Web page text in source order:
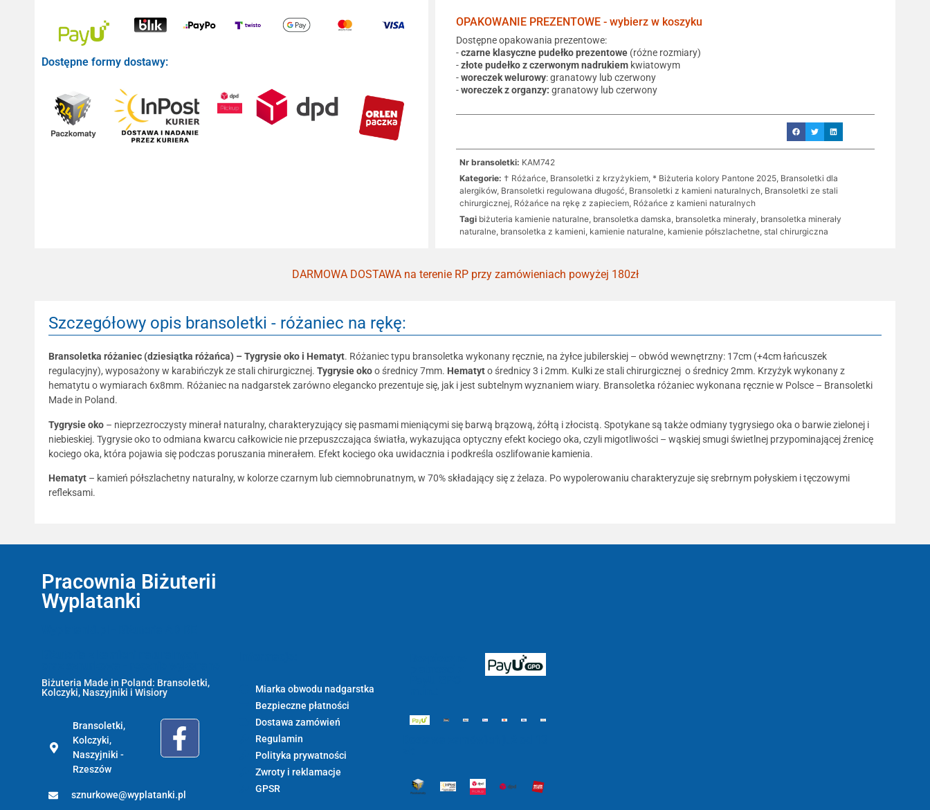
Dostępne formy dostawy:
OPAKOWANIE PREZENTOWE - wybierz w koszyku
Dostępne opakowania prezentowe:
-czarne klasyczne pudełko prezentowe (różne rozmiary)
-złote pudełko z czerwonym nadrukiem kwiatowym
-woreczek welurowy: granatowy lub czerwony
-woreczek z organzy: granatowy lub czerwony
Nr bransoletki: KAM742
Kategorie: † Różańce, Bransoletki z krzyżykiem, * Biżuteria kolory Pantone 2025, Bransoletki dla
alergików, Bransoletki regulowana długość, Bransoletki z kamieni naturalnych, Bransoletki ze stali
chirurgicznej, Różańce na rękę z zapieciem, Różańce z kamieni naturalnych
Tagi biżuteria kamienie naturalne, bransoletka damska, bransoletka minerały, bransoletka minerały
naturalne, bransoletka z kamieni, kamienie naturalne, kamienie półszlachetne, stal chirurgiczna
DARMOWA DOSTAWA na terenie RP przy zamówieniach powyżej 180zł
Szczegółowy opis bransoletki - różaniec na rękę:
Bransoletka różaniec (dziesiątka różańca) – Tygrysie oko i Hematyt. Różaniec typu bransoletka wykonany ręcznie, na żyłce jubilerskiej – obwód wewnętrzny: 17cm (+4cm łańcuszek
regulacyjny), wyposażony w karabińczyk ze stali chirurgicznej. Tygrysie okoo średnicy 7mm. Hematyto średnicy 3 i 2mm. Kulki ze stali chirurgicznej o średnicy 2mm. Krzyżyk wykonany z
hematytu o wymiarach 6x8mm. Różaniec na nadgarstek zarówno elegancko prezentuje się, jak i jest subtelnym wyznaniem wiary. Bransoletka różaniec wykonana ręcznie w Polsce – Bransoletki
Made in Poland.
Tygrysie oko – nieprzezroczysty minerał naturalny, charakteryzujący się pasmami mieniącymi się barwą brązową, żółtą i złocistą. Spotykane są także odmiany tygrysiego oka o barwie zielonej i
niebieskiej. Tygrysie oko to odmiana kwarcu całkowicie nie przepuszczająca światła, wykazująca optyczny efekt kociego oka, czyli migotliwości – wąskiej smugi świetlnej przypominającej źrenicę
kociego oka, która pojawia się podczas poruszania minerałem. Efekt kociego oka uwidacznia i podkreśla oszlifowanie kamienia.
Hematyt – kamień półszlachetny naturalny, w kolorze czarnym lub ciemnobrunatnym, w 70% składający się z żelaza. Po wypolerowaniu charakteryzuje się srebrnym połyskiem i tęczowymi
refleksami.
Pracownia Biżuterii
Wyplatanki
Biżuteria Made in Poland: Bransoletki,
Kolczyki, Naszyjniki i Wisiory
Bransoletki,
Kolczyki,
Naszyjniki -
Rzeszów
sznurkowe@wyplatanki.pl
Miarka obwodu nadgarstka
Bezpieczne płatności
Dostawa zamówień
Regulamin
Polityka prywatności
Zwroty i reklamacje
GPSR